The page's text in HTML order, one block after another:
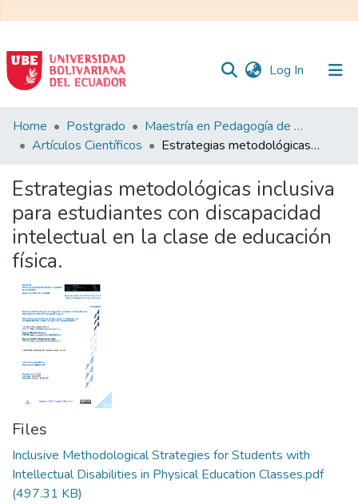
Log In (current)
Communities
&
All of DSpace
Statistics
Home Postgrado
Maestría en Pedagogía de la Cultura Física - Mención en Educación Física Inclusiva
Artículos Científicos
Estrategias metodológicas inclusiva para estudiantes con discapacidad intelectual en la clase de educación física.
Estrategias metodológicas inclusiva
para estudiantes con discapacidad
intelectual en la clase de educación
física.
Files
Inclusive Methodological Strategies for Students with
Intellectual Disabilities in Physical Education Classes.pdf
(497.31 KB)